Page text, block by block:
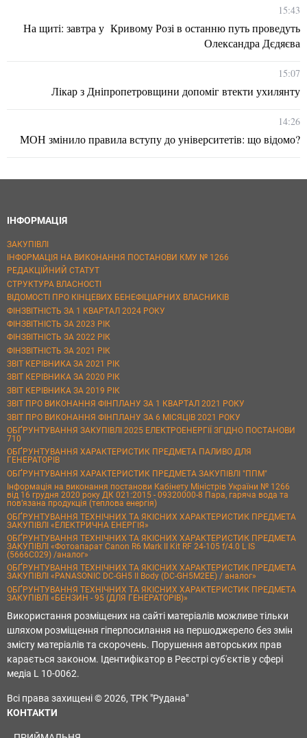
15:43
На щиті: завтра у Кривому Розі в останню путь проведуть
Олександра Дєдяєва
15:07
Лікар з Дніпропетровщини допоміг втекти ухилянту
14:26
МОН змінило правила вступу до університетів: що відомо?
ІНФОРМАЦІЯ
ЗАКУПІВЛІ
ІНФОРМАЦІЯ НА ВИКОНАННЯ ПОСТАНОВИ КМУ № 1266
РЕДАКЦІЙНИЙ СТАТУТ
СТРУКТУРА ВЛАСНОСТІ
ВІДОМОСТІ ПРО КІНЦЕВИХ БЕНЕФІЦІАРНИХ ВЛАСНИКІВ
ФІНЗВІТНІСТЬ ЗА 1 КВАРТАЛ 2024 РОКУ
ФІНЗВІТНІСТЬ ЗА 2023 РІК
ФІНЗВІТНІСТЬ ЗА 2022 РІК
ФІНЗВІТНІСТЬ ЗА 2021 РІК
ЗВІТ КЕРІВНИКА ЗА 2021 РІК
ЗВІТ КЕРІВНИКА ЗА 2020 РІК
ЗВІТ КЕРІВНИКА ЗА 2019 РІК
ЗВІТ ПРО ВИКОНАННЯ ФІНПЛАНУ ЗА 1 КВАРТАЛ 2021 РОКУ
ЗВІТ ПРО ВИКОНАННЯ ФІНПЛАНУ ЗА 6 МІСЯЦІВ 2021 РОКУ
ОБҐРУНТУВАННЯ ЗАКУПІВЛІ 2025 ЕЛЕКТРОЕНЕРГІЇ ЗГІДНО ПОСТАНОВИ
710
ОБҐРУНТУВАННЯ ХАРАКТЕРИСТИК ПРЕДМЕТА ПАЛИВО ДЛЯ
ГЕНЕРАТОРІВ
ОБҐРУНТУВАННЯ ХАРАКТЕРИСТИК ПРЕДМЕТА ЗАКУПІВЛІ "ППМ"
Інформація на виконання постанови Кабінету Міністрів України № 1266
від 16 грудня 2020 року ДК 021:2015 - 09320000-8 Пара, гаряча вода та
пов’язана продукція (теплова енергія)
ОБҐРУНТУВАННЯ ТЕХНІЧНИХ ТА ЯКІСНИХ ХАРАКТЕРИСТИК ПРЕДМЕТА
ЗАКУПІВЛІ «ЕЛЕКТРИЧНА ЕНЕРГІЯ»
ОБҐРУНТУВАННЯ ТЕХНІЧНИХ ТА ЯКІСНИХ ХАРАКТЕРИСТИК ПРЕДМЕТА
ЗАКУПІВЛІ «Фотоапарат Canon R6 Mark II Kit RF 24-105 f/4.0 L IS
(5666C029) /аналог»
ОБҐРУНТУВАННЯ ТЕХНІЧНИХ ТА ЯКІСНИХ ХАРАКТЕРИСТИК ПРЕДМЕТА
ЗАКУПІВЛІ «PANASONIC DC-GH5 II Body (DC-GH5M2EE) / аналог»
ОБҐРУНТУВАННЯ ТЕХНІЧНИХ ТА ЯКІСНИХ ХАРАКТЕРИСТИК ПРЕДМЕТА
ЗАКУПІВЛІ «БЕНЗИН - 95 (ДЛЯ ГЕНЕРАТОРІВ)»
Використання розміщених на сайті матеріалів можливе тільки
шляхом розміщення гіперпосилання на першоджерело без змін
змісту матеріалів та скорочень. Порушення авторських прав
карається законом. Ідентифікатор в Реєстрі суб'єктів у сфері
медіа L 10-0062.
Всі права захищені © 2026, ТРК "Рудана"
КОНТАКТИ